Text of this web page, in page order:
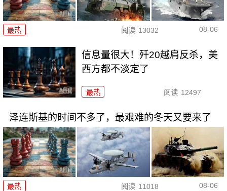
最热 阅读 13032 08-06
信息量很大！歼20越肩反杀，美
西方都不淡定了
最热 阅读 12497
泽连斯基的时间不多了，最艰难的冬天又要来了
最热 阅读 11018 08-06